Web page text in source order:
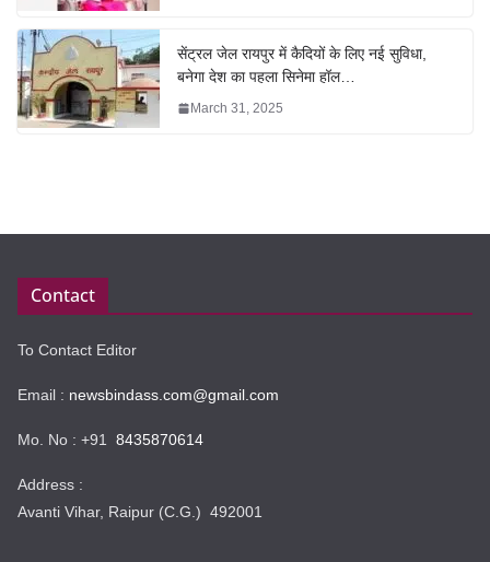
सेंट्रल जेल रायपुर में कैदियों के लिए नई सुविधा,
बनेगा देश का पहला सिनेमा हॉल…
March 31, 2025
Contact
To Contact Editor
Email : newsbindass.com@gmail.com
Mo. No : +91 8435870614
Address :
Avanti Vihar, Raipur (C.G.) 492001